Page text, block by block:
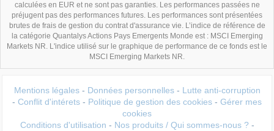
calculées en EUR et ne sont pas garanties. Les performances passées ne
préjugent pas des performances futures. Les performances sont présentées
brutes de frais de gestion du contrat d'assurance vie. L’indice de référence de
la catégorie Quantalys Actions Pays Emergents Monde est : MSCI Emerging
Markets NR. L'indice utilisé sur le graphique de performance de ce fonds est le
MSCI Emerging Markets NR.
Mentions légales - Données personnelles - Lutte anti-corruption
- Conflit d'intérets - Politique de gestion des cookies - Gérer mes
cookies
Conditions d'utilisation - Nos produits / Qui sommes-nous ? -